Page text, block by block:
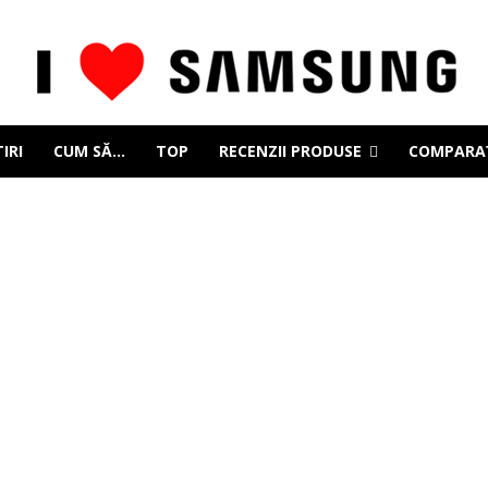
CUM SĂ… TOP RECENZII PRODUSE